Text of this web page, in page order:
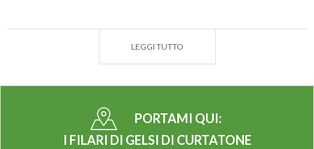
(diametro massimo di 140 cm).
storicamente c’erano molte filande, il gelso era
molto diffuso. Oggi, invece, la pianta è sempre
LEGGI TUTTO
PORTAMI QUI:
I FILARI DI GELSI DI CURTATONE